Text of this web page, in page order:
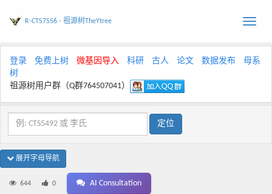
Toggle
R-CTS7556 - 祖源树TheYtree
登录 免费上树 微基因导入 科研 古人 论文 数据发布
母系
树
祖源树用户群（Q群764507041）
展开字母导航
644 0 AI Consultation